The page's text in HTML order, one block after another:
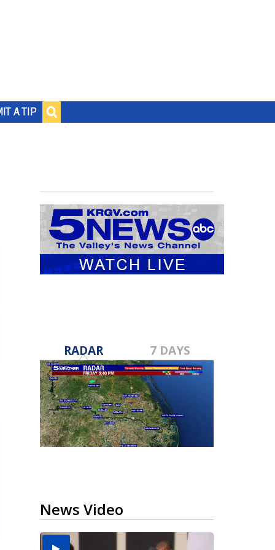
A TIP
RADAR 7 DAYS
News Video